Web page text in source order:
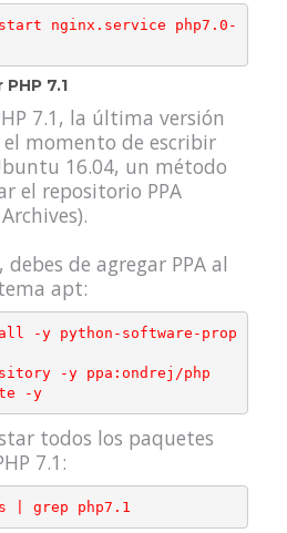
nginx.service php7.0-
7.1
7.1, la última versión
el momento de escribir
16.04, un método
el repositorio PPA
de agregar PPA al
apt:
-y python-software-prop
-y ppa:ondrej/php
sudo apt-get update -y
todos los paquetes
7.1: